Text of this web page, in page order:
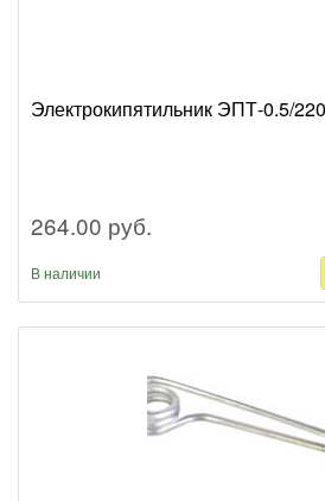
Электрокипятильник ЭПТ-0.5/
264.00 руб.
В наличии